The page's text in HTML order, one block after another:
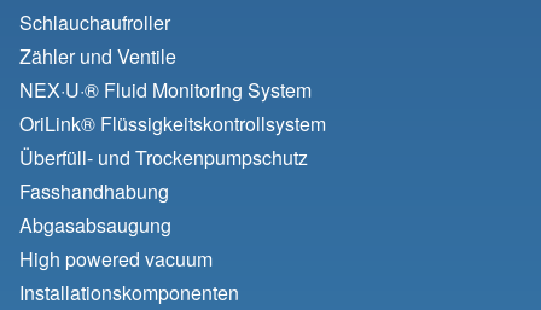
Schlauchaufroller
Zähler und Ventile
NEX·U·® Fluid Monitoring System
OriLink® Flüssigkeitskontrollsystem
Überfüll- und Trockenpumpschutz
Fasshandhabung
Abgasabsaugung
High powered vacuum
Installationskomponenten